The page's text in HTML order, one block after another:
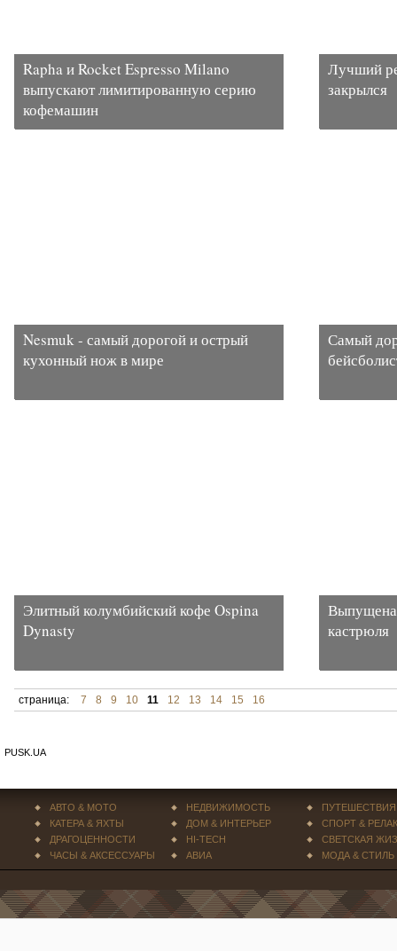
Rapha и Rocket Espresso Milano
выпускают лимитированную серию
кофемашин
Лучший
закрылся
Nesmuk - самый дорогой и острый
кухонный нож в мире
Самый
Элитный колумбийский кофе Ospina
Dynasty
Выпущена
кастрюля
страница: 7 8 9 10 11 12 13 14 15 16
PUSK.UA
АВТО & МОТО
КАТЕРА & ЯХТЫ
ДРАГОЦЕННОСТИ
ЧАСЫ & АКСЕССУАРЫ
НЕДВИЖИМОСТЬ
ДОМ & ИНТЕРЬЕР
HI-TECH
АВИА
ПУТЕШЕСТВИЯ
СПОРТ &
СВЕТСКАЯ
МОДА & СТИЛЬ